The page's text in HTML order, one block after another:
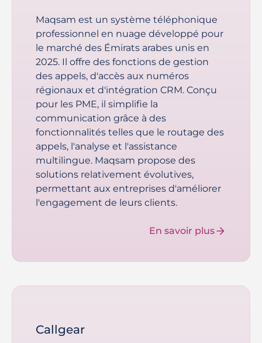
Maqsam est un système téléphonique
professionnel en nuage développé pour
le marché des Émirats arabes unis en
2025. Il offre des fonctions de gestion
des appels, d'accès aux numéros
régionaux et d'intégration CRM. Conçu
pour les PME, il simplifie la
communication grâce à des
fonctionnalités telles que le routage des
appels, l'analyse et l'assistance
multilingue. Maqsam propose des
solutions relativement évolutives,
permettant aux entreprises d'améliorer
l'engagement de leurs clients.
En savoir plus
Callgear